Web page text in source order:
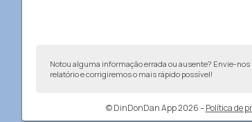
Notou alguma informação errada ou ausente? Envie-nos
relatório e corrigiremos o mais rápido possível!
© DinDonDan App 2026– Política de